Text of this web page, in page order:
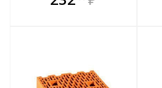
всегда выгоднее!